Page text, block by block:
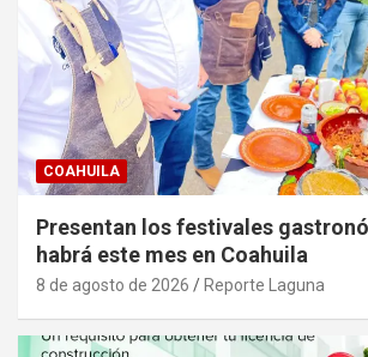
COAHUILA
Presentan los festivales
habrá este mes en Coahuila
8 de agosto de 2026 Reporte Laguna